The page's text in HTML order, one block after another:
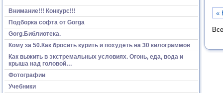
Внимание!!! Конкурс!!!
Подборка софта от Gorga
Gorg.Библиотека.
Кому за 50.Как бросить курить и похудеть на 30 килограммов
Как выжить в экстремальных условиях. Огонь, еда, вода и
крыша над головой…
Фотографии
Учебники
«